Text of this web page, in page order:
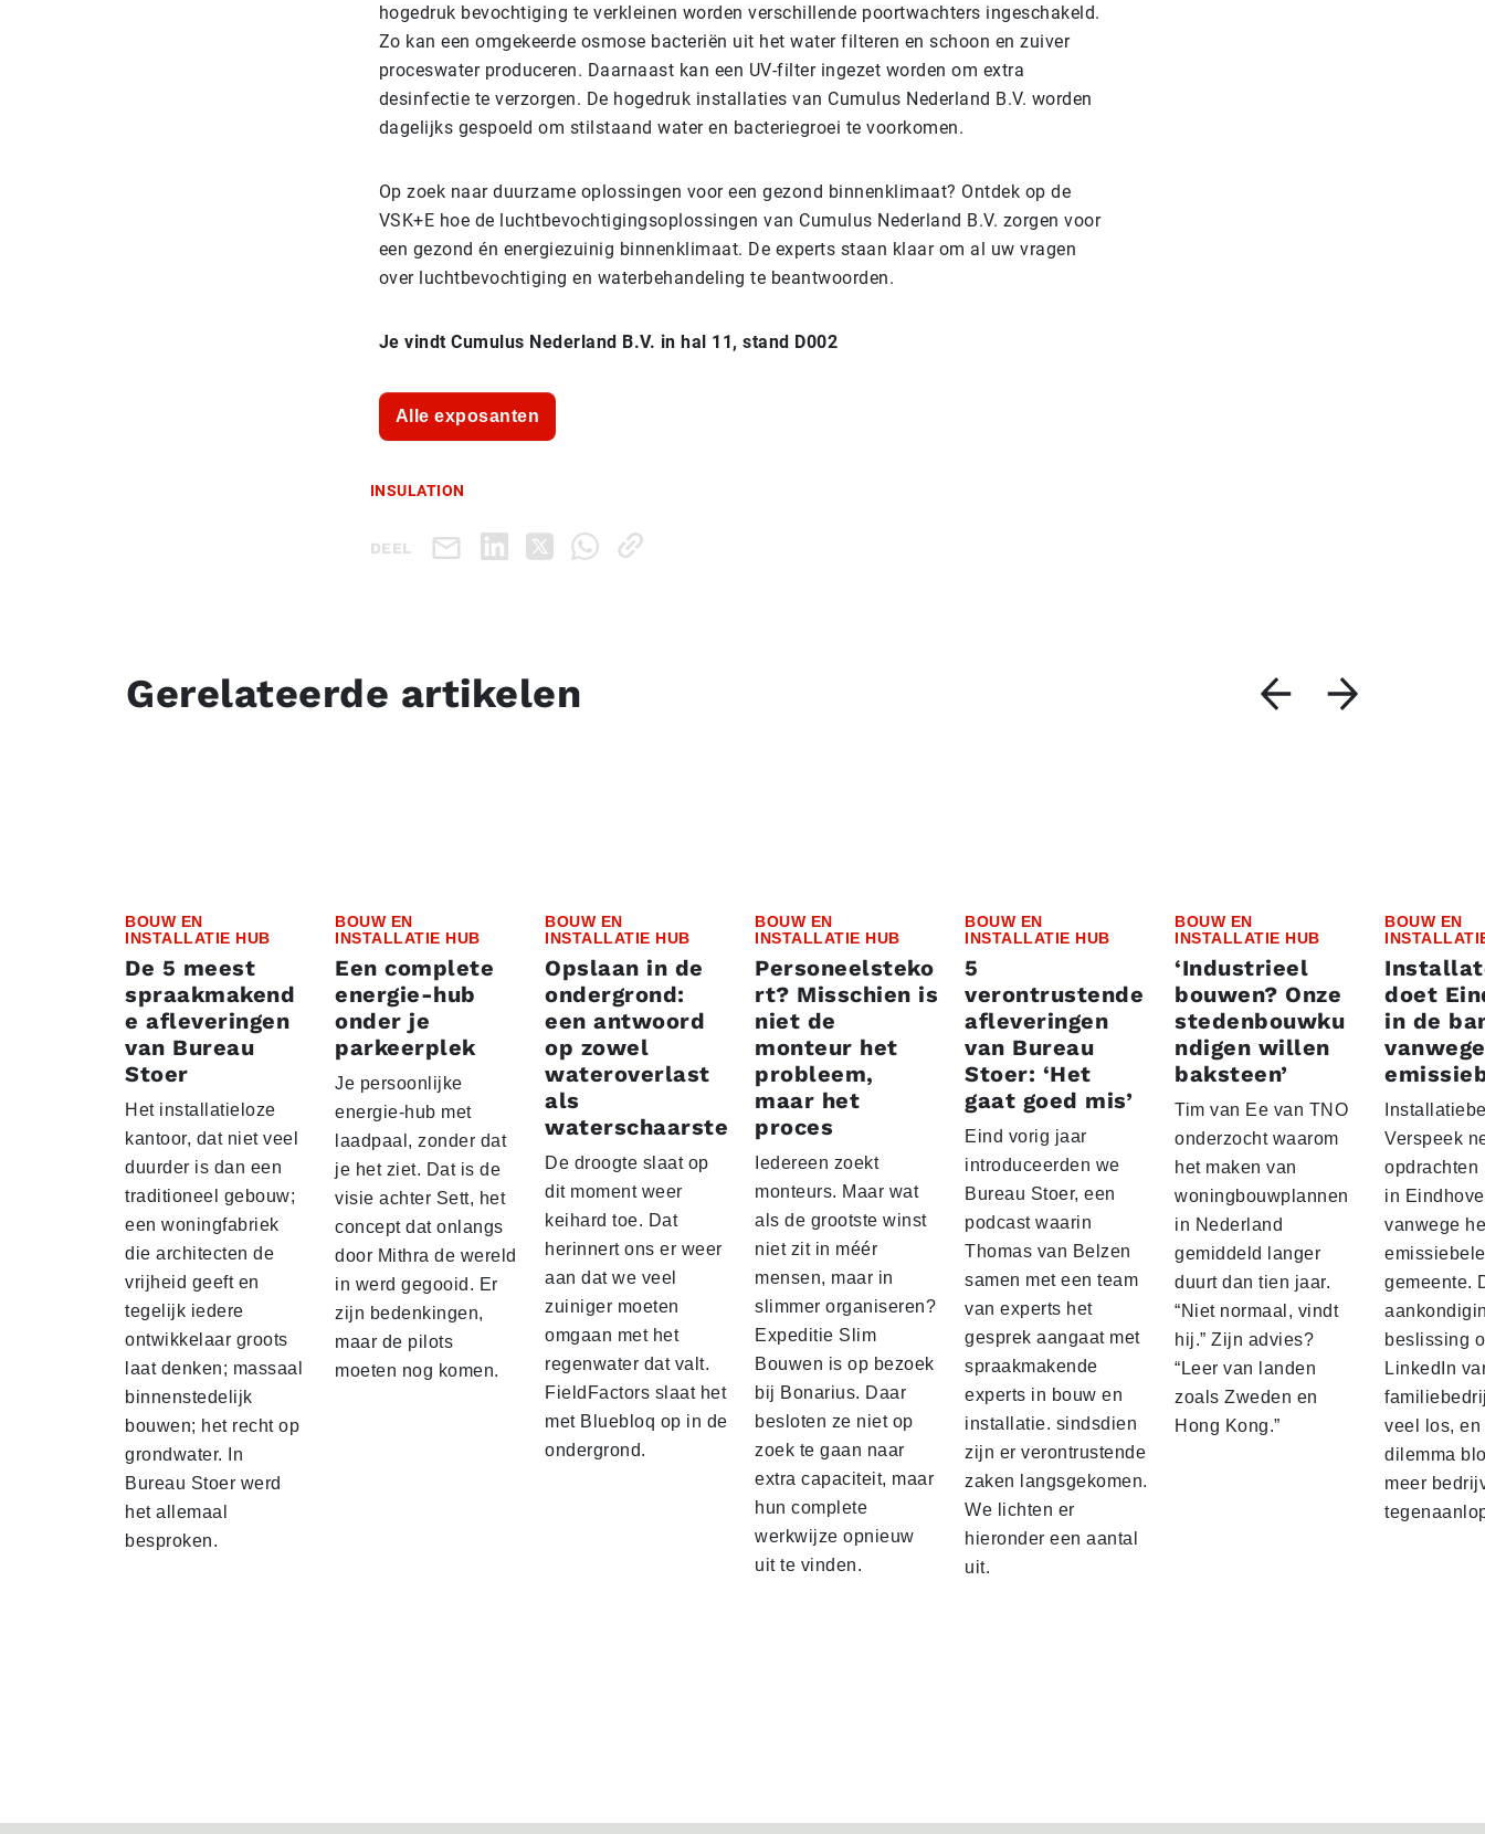
hogedruk bevochtiging te verkleinen worden verschillende poortwachters ingeschakeld.
Zo kan een omgekeerde osmose bacteriën uit het water filteren en schoon en zuiver
proceswater produceren. Daarnaast kan een UV-filter ingezet worden om extra
desinfectie te verzorgen. De hogedruk installaties van Cumulus Nederland B.V. worden
dagelijks gespoeld om stilstaand water en bacteriegroei te voorkomen.
Op zoek naar duurzame oplossingen voor een gezond binnenklimaat? Ontdek op de
VSK+E hoe de luchtbevochtigingsoplossingen van Cumulus Nederland B.V. zorgen voor
een gezond én energiezuinig binnenklimaat. De experts staan klaar om al uw vragen
over luchtbevochtiging en waterbehandeling te beantwoorden.
Je vindt Cumulus Nederland B.V. in hal 11, stand D002
Alle exposanten
INSULATION
DEEL
Gerelateerde artikelen
BOUW EN
INSTALLATIE HUB
De 5 meest
spraakmakend
e afleveringen
van Bureau
Stoer
Het installatieloze
kantoor, dat niet veel
duurder is dan een
traditioneel gebouw;
een woningfabriek
die architecten de
vrijheid geeft en
tegelijk iedere
ontwikkelaar groots
laat denken; massaal
binnenstedelijk
bouwen; het recht op
grondwater. In
Bureau Stoer werd
het allemaal
besproken.
BOUW EN
INSTALLATIE HUB
Een complete
energie-hub
onder je
parkeerplek
Je persoonlijke
energie-hub met
laadpaal, zonder dat
je het ziet. Dat is de
visie achter Sett, het
concept dat onlangs
door Mithra de wereld
in werd gegooid. Er
zijn bedenkingen,
maar de pilots
moeten nog komen.
BOUW EN
INSTALLATIE HUB
Opslaan in de
ondergrond:
een antwoord
op zowel
wateroverlast
als
waterschaarste
De droogte slaat op
dit moment weer
keihard toe. Dat
herinnert ons er weer
aan dat we veel
zuiniger moeten
omgaan met het
regenwater dat valt.
FieldFactors slaat het
met Bluebloq op in de
ondergrond.
BOUW EN
INSTALLATIE HUB
Personeelsteko
rt? Misschien is
niet de
monteur het
probleem,
maar het
proces
Iedereen zoekt
monteurs. Maar wat
als de grootste winst
niet zit in méér
mensen, maar in
slimmer organiseren?
Expeditie Slim
Bouwen is op bezoek
bij Bonarius. Daar
besloten ze niet op
zoek te gaan naar
extra capaciteit, maar
hun complete
werkwijze opnieuw
uit te vinden.
BOUW EN
INSTALLATIE HUB
5
verontrustende
afleveringen
van Bureau
Stoer: ‘Het
gaat goed mis’
Eind vorig jaar
introduceerden we
Bureau Stoer, een
podcast waarin
Thomas van Belzen
samen met een team
van experts het
gesprek aangaat met
spraakmakende
experts in bouw en
installatie. sindsdien
zijn er verontrustende
zaken langsgekomen.
We lichten er
hieronder een aantal
uit.
BOUW EN
INSTALLATIE HUB
‘Industrieel
bouwen? Onze
stedenbouwku
ndigen willen
baksteen’
Tim van Ee van TNO
onderzocht waarom
het maken van
woningbouwplannen
in Nederland
gemiddeld langer
duurt dan tien jaar.
“Niet normaal, vindt
hij.” Zijn advies?
“Leer van landen
zoals Zweden en
Hong Kong.”
BOUW EN
doet
in de
Verspeek
opdrachten
in
vanwege
gemeente.
beslissing
LinkedIn
veel los, en
dilemma
meer